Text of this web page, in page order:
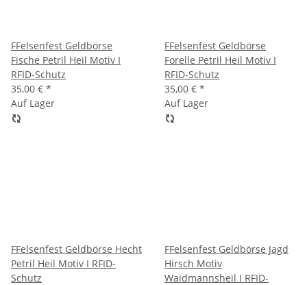
FFelsenfest Geldbörse
Fische Petril Heil Motiv I
RFID-Schutz
35,00 € *
FFelsenfest Geldbörse
Forelle Petril Heil Motiv I
RFID-Schutz
35,00 € *
Auf Lager
FFelsenfest Geldbörse Hecht
Petril Heil Motiv I RFID-
Schutz
Auf Lager
FFelsenfest Geldbörse Jagd
Hirsch Motiv
Waidmannsheil I RFID-